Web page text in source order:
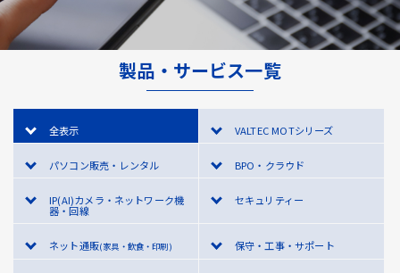
製品・サービス一覧
全表示 VALTEC MOTシリーズ
パソコン販売・レンタル BPO・クラウド
IP(AI)カメラ・ネットワーク機
器・回線
セキュリティー
ネット通販(家具・飲食・印刷) 保守・工事・サポート